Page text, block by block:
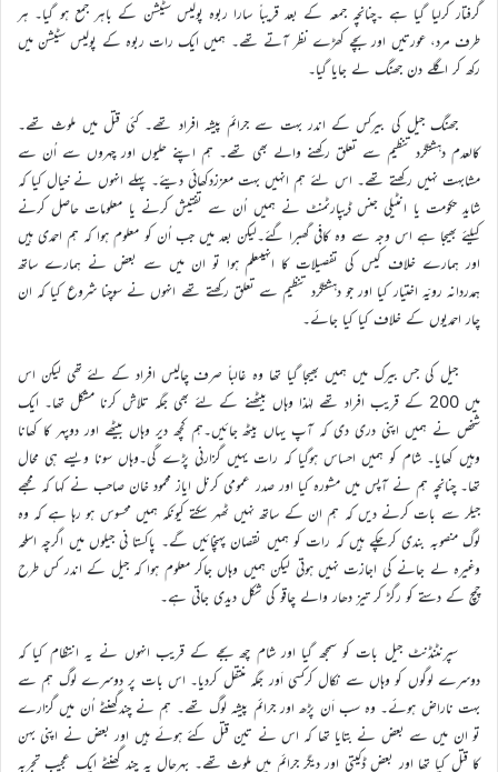
گرفتار کرلیا گیا ہے ۔چنانچہ جمعہ کے بعد قریباً سارا ربوہ پولیس سٹیشن کے باہر جمع ہو گیا۔ ہر
طرف مرد، عورتیں اور بچے کھڑے نظر آتے تھے۔ ہمیں ایک رات ربوہ کے پولیس سٹیشن میں
رکھ کر اگلے دن جھنگ لے جایا گیا۔
جھنگ جیل کی بیرکس کے اندر بہت سے جرائم پیشہ افراد تھے۔ کئی قتل میں ملوث تھے۔
کالعدم دہشتگرد تنظیم سے تعلق رکھنے والے بھی تھے۔ ہم اپنے حلیوں اور چہروں سے اُن سے
مشابہت نہیں رکھتے تھے۔ اس لئے ہم انہیں بہت معززدکھائی دیئے۔ پہلے انہوں نے خیال کیا کہ
شاید حکومت یا انٹیلی جنس ڈیپارٹمنٹ نے ہمیں اُن سے تفتیش کرنے یا معلومات حاصل کرنے
کیلئے بھیجا ہے اس وجہ سے وہ کافی گھبرا گئے۔لیکن بعد میں جب اُن کو معلوم ہوا کہ ہم احمدی ہیں
اور ہمارے خلاف کیس کی تفصیلات کا انہیںعلم ہوا تو ان میں سے بعض نے ہمارے ساتھ
ہمدردانہ رویّہ اختیار کیا اور جو دہشتگرد تنظیم سے تعلق رکھتے تھے انہوں نے سوچنا شروع کیا کہ ان
چار احمدیوں کے خلاف کیا کیا جائے۔
جیل کی جس بیرک میں ہمیں بھیجا گیا تھا وہ غالباً صرف چالیس افراد کے لئے تھی لیکن اس
میں 200 کے قریب افراد تھے لہٰذا وہاں بیٹھنے کے لئے بھی جگہ تلاش کرنا مشکل تھا۔ ایک
شخص نے ہمیں اپنی دری دی کہ آپ یہاں بیٹھ جائیں۔ہم کچھ دیر وہاں بیٹھے اور دوپہر کا کھانا
وہیں کھایا۔ شام کو ہمیں احساس ہوگیا کہ رات یہیں گزارنی پڑے گی۔وہاں سونا ویسے ہی محال
تھا۔ چنانچہ ہم نے آپس میں مشورہ کیا اور صدر عمومی کرنل ایاز محمود خان صاحب نے کہا کہ مجھے
جیلر سے بات کرنے دیں کہ ہم ان کے ساتھ نہیں ٹھہر سکتے کیونکہ ہمیں محسوس ہو رہا ہے کہ وہ
لوگ منصوبہ بندی کرچکے ہیں کہ رات کو ہمیں نقصان پہنچائیں گے۔ پاکستا نی جیلوں میں اگرچہ اسلحہ
وغیرہ لے جانے کی اجازت نہیں ہوتی لیکن ہمیں وہاں جاکر معلوم ہوا کہ جیل کے اندر کس طرح
چمچ کے دستے کو رگڑ کر تیز دھار والے چاقو کی شکل دیدی جاتی ہے۔
سپرنٹنڈنٹ جیل بات کو سمجھ گیا اور شام چھ بجے کے قریب انہوں نے یہ انتظام کیا کہ
دوسرے لوگوں کو وہاں سے نکال کرکسی اَور جگہ منتقل کردیا۔ اس بات پر دوسرے لوگ ہم سے
بہت ناراض ہوئے۔ وہ سب اَن پڑھ اور جرائم پیشہ لوگ تھے۔ ہم نے چندگھنٹے اُن میں گزارے
تو ان میں سے بعض نے بتایا تھا کہ اس نے تین قتل کئے ہوئے ہیں اور بعض نے اپنی بہن
کا قتل کیا تھا اور بعض ڈکیتی اور دیگر جرائم میں ملوث تھے۔ بہرحال یہ چند گھنٹے ایک عجیب تجربہ